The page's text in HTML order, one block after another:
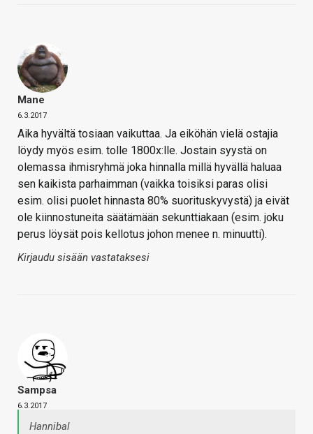
Mane
6.3.2017
Aika hyvältä tosiaan vaikuttaa. Ja eiköhän vielä ostajia
löydy myös esim. tolle 1800x:lle. Jostain syystä on
olemassa ihmisryhmä joka hinnalla millä hyvällä haluaa
sen kaikista parhaimman (vaikka toisiksi paras olisi
esim. olisi puolet hinnasta 80% suorituskyvystä) ja eivät
ole kiinnostuneita säätämään sekunttiakaan (esim. joku
perus löysät pois kellotus johon menee n. minuutti).
Kirjaudu sisään vastataksesi
Sampsa
6.3.2017
Hannibal